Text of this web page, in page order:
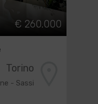
€ 260.000
Torino
- Sassi